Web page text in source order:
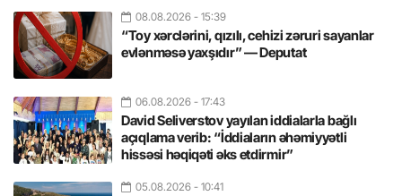
08.08.2026 - 15:39
“Toy xərclərini, qızılı, cehizi zəruri sayanlar
evlənməsə yaxşıdır” — Deputat
06.08.2026 - 17:43
David Seliverstov yayılan iddialarla bağlı
açıqlama verib: “İddiaların əhəmiyyətli
hissəsi həqiqəti əks etdirmir”
05.08.2026 - 10:41